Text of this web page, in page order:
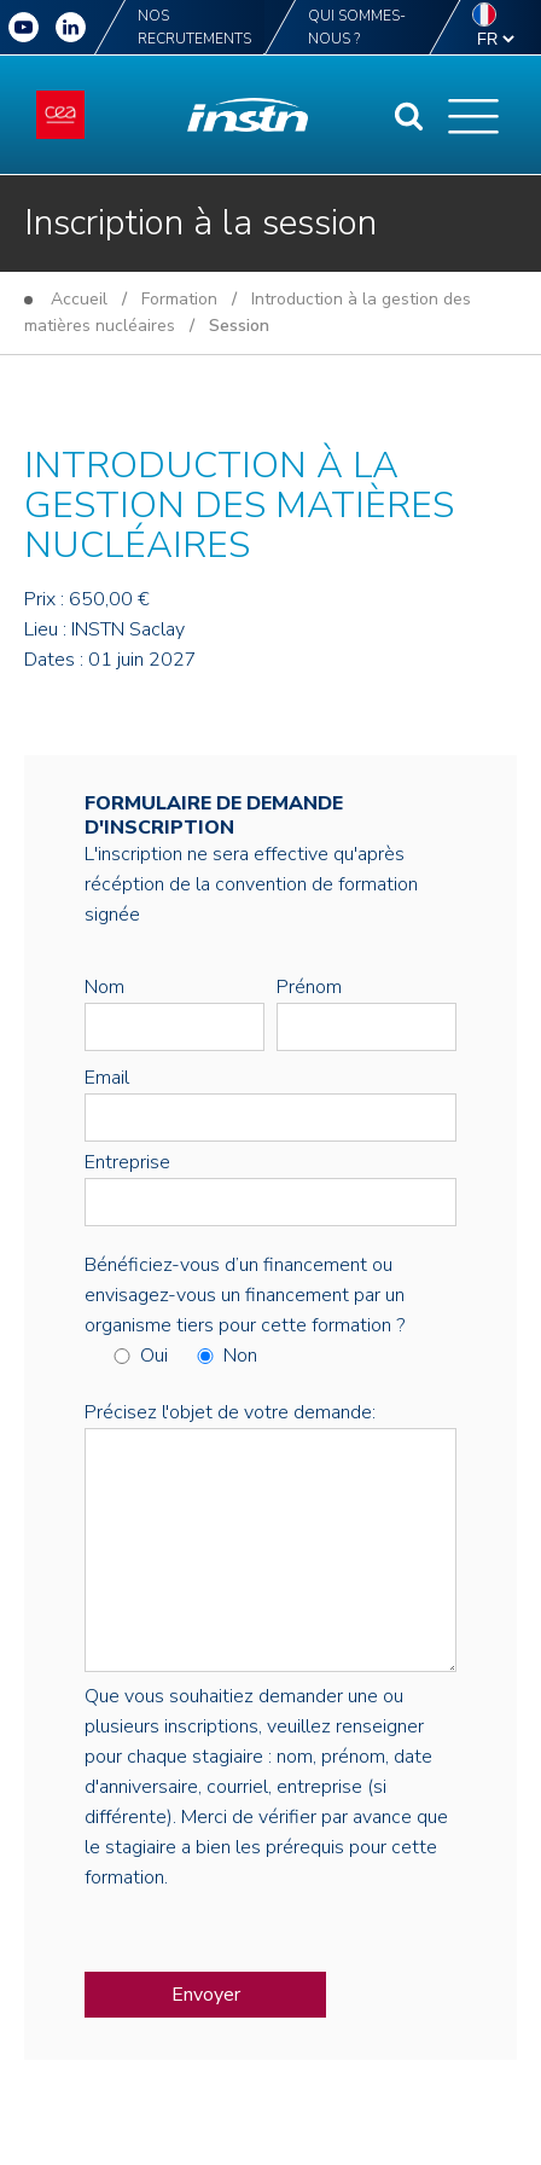
NOS
RECRUTEMENTS
QUI SOMMES-
NOUS ?
Inscription à la session
Accueil / Formation / Introduction à la gestion des
matières nucléaires / Session
INTRODUCTION À LA
GESTION DES MATIÈRES
NUCLÉAIRES
Prix : 650,00 €
Lieu : INSTN Saclay
Dates : 01 juin 2027
FORMULAIRE DE DEMANDE
D'INSCRIPTION
L'inscription ne sera effective qu'après
récéption de la convention de formation
signée
Nom Prénom
Email
Entreprise
Bénéficiez-vous d’un financement ou
envisagez-vous un financement par un
organisme tiers pour cette formation ?
Oui
Non
Précisez l'objet de votre demande:
Que vous souhaitiez demander une ou
plusieurs inscriptions, veuillez renseigner
pour chaque stagiaire : nom, prénom, date
d'anniversaire, courriel, entreprise (si
différente). Merci de vérifier par avance que
le stagiaire a bien les prérequis pour cette
formation.